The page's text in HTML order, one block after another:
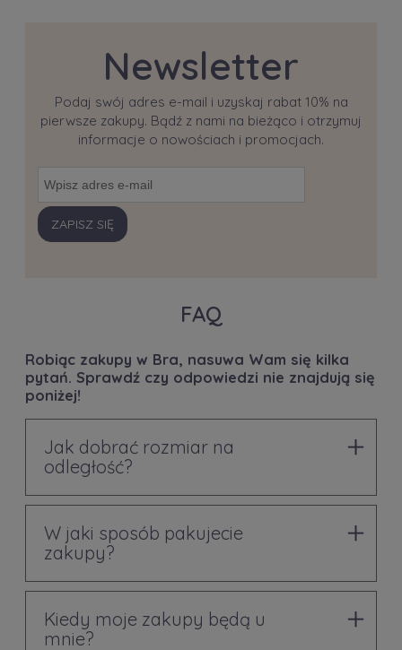
Newsletter
Podaj swój adres e-mail i uzyskaj rabat 10% na
pierwsze zakupy. Bądź z nami na bieżąco i otrzymuj
informacje o nowościach i promocjach.
ZAPISZ SIĘ
FAQ
Robiąc zakupy w Bra, nasuwa Wam się kilka
pytań. Sprawdź czy odpowiedzi nie znajdują się
poniżej!
Jak dobrać rozmiar na
odległość?
W jaki sposób pakujecie
zakupy?
Kiedy moje zakupy będą u
mnie?